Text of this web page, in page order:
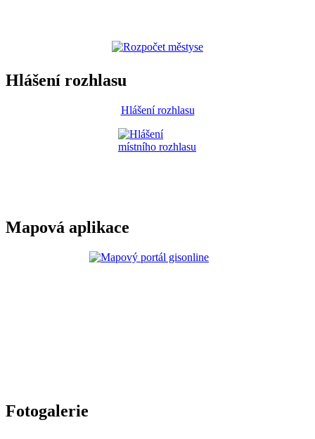
Hlášení rozhlasu
Hlášení rozhlasu
Mapová aplikace
Fotogalerie